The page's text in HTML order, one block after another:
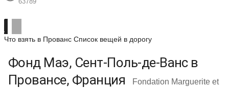
Что взять в Прованс Список вещей в дорогу
Фонд Маэ, Сент-Поль-де-Ванс в
Провансе, Франция
Fondation Marguerite et